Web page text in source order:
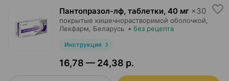
Пантопразол-лф, таблетки, 40 мг ×30
покрытые кишечнорастворимой оболочкой,
Лекфарм , Беларусь • без рецепта
Инструкция
16,78 — 24,38 р.